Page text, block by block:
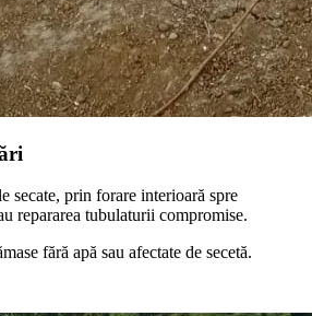
secate, prin forare interioară spre
repararea tubulaturii compromise.
fără apă sau afectate de secetă.